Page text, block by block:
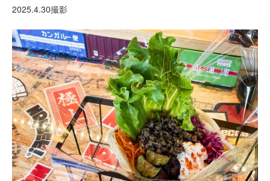
2025.4.30撮影